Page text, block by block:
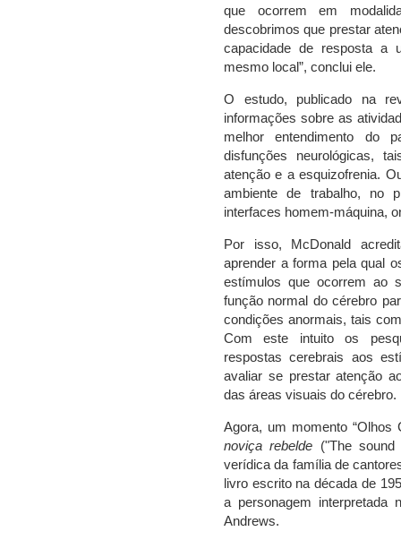
que ocorrem em
descobrimos que prestar
capacidade de resposta a
mesmo local”, conclui ele.
O estudo, publicado na
informações sobre as
melhor entendimento do
disfunções neurológicas,
atenção e a esquizofrenia.
ambiente de trabalho, no
interfaces homem-máquina,
Por isso, McDonald
aprender a forma pela qual
estímulos que ocorrem ao
função normal do cérebro
condições anormais, tais
Com este intuito os
respostas cerebrais aos
avaliar se prestar atenção
das áreas visuais do cérebro.
Agora, um momento
noviça rebelde ("The
verídica da família de
livro escrito na década de
a personagem
Andrews.